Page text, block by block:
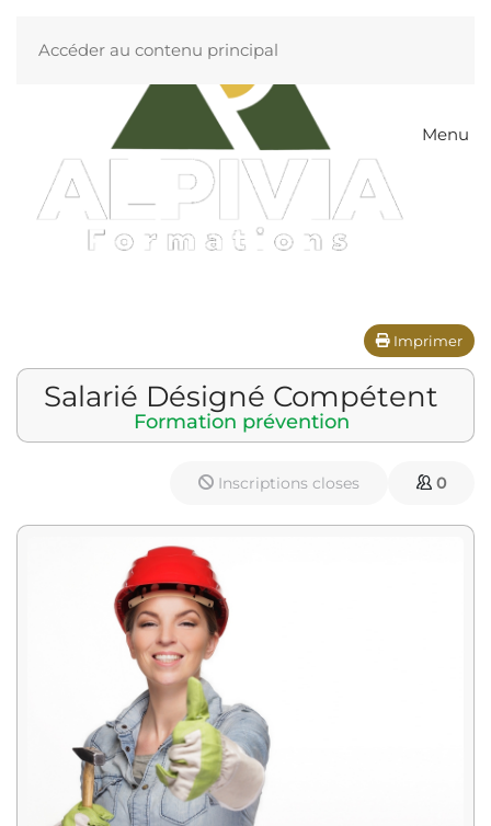
Accéder au contenu principal
Menu
Imprimer
Salarié Désigné Compétent
Formation prévention
Inscriptions closes 0